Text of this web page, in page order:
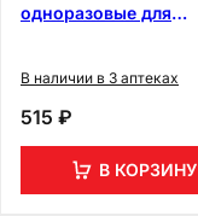
одноразовые для
В наличии в 3 аптеках
515 ₽
В КОРЗИНУ